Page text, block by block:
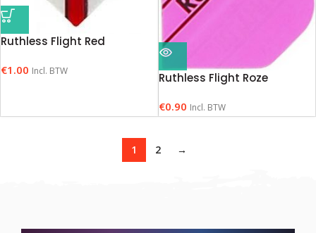
Ruthless Flight Red
€1.00 Incl. BTW Ruthless Flight Roze
€0.90 Incl. BTW
1 2 →